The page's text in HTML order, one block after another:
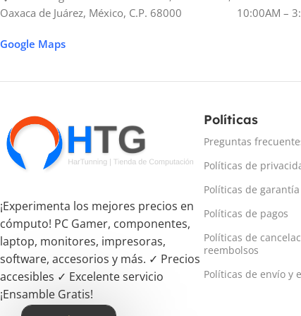
Oaxaca de Juárez, México, C.P. 68000
Google Maps
10:00AM –
¡Experimenta los mejores precios en
cómputo! PC Gamer, componentes,
laptop, monitores, impresoras,
software, accesorios y más. ✓ Precios
accesibles ✓ Excelente servicio
¡Ensamble Gratis!
Políticas
Preguntas
Políticas de
Políticas de garantía
Políticas de pagos
Políticas de
reembolsos
Políticas de envío y